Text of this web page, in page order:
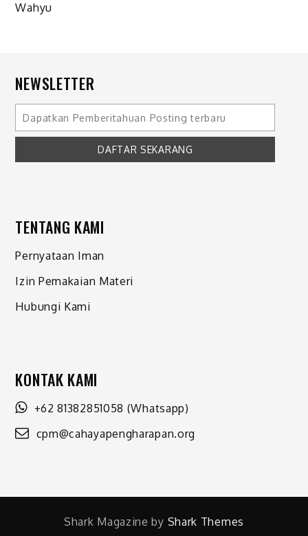
Wahyu
NEWSLETTER
TENTANG KAMI
Pernyataan Iman
Izin Pemakaian Materi
Hubungi Kami
KONTAK KAMI
+62 81382851058 (Whatsapp)
cpm@cahayapengharapan.org
Shark Magazine by Shark Themes